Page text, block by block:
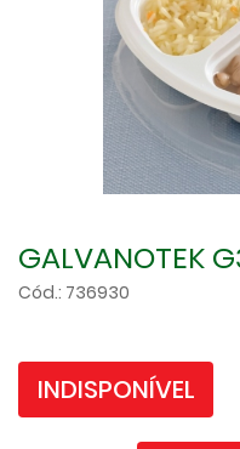
GALVANOTEK
Cód.: 736930
INDISPONÍVEL